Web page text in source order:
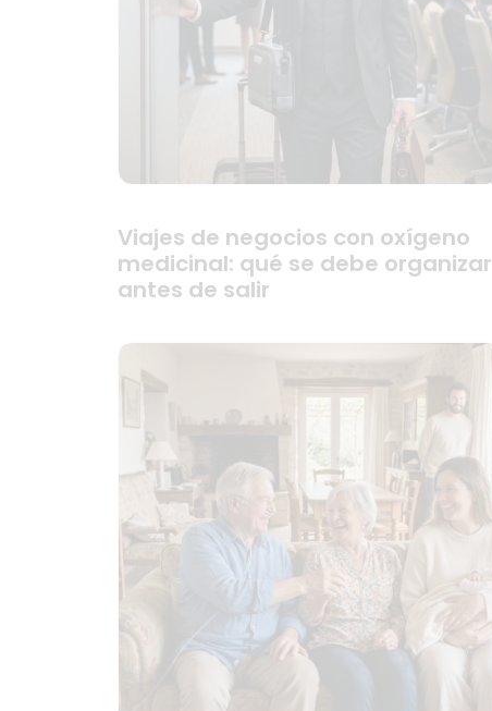
Viajes de negocios con oxígeno
medicinal: qué se debe organizar
antes de salir